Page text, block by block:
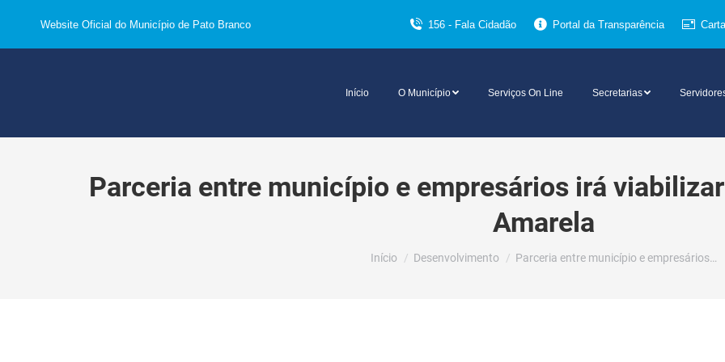
Website Oficial do Município de Pato Branco 156 - Fala Cidadão Portal da Transparência
Início O Município Serviços On Line Secretarias
Parceria entre município e empresários irá
Amarela
Você está aqui:
Início Desenvolvimento Parceria entre município e empresários…